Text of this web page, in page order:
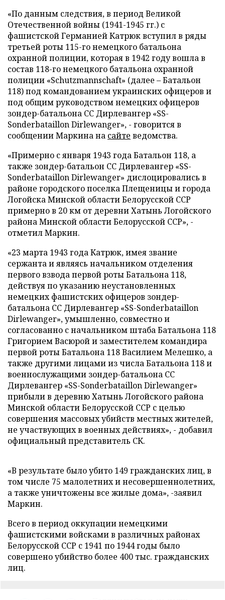
«По данным следствия, в период Великой
Отечественной войны (1941-1945 гг.) с
фашистской Германией Катрюк вступил в ряды
третьей роты 115-го немецкого батальона
охранной полиции, которая в 1942 году вошла в
состав 118-го немецкого батальона охранной
полиции «Schutzmannschaft» (далее – Батальон
118) под командованием украинских офицеров и
под общим руководством немецких офицеров
зондер-батальона СС Дирлевангер «SS-
Sonderbataillon Dirlewanger», - говорится в
сообщении Маркина на сайте ведомства.
«Примерно с января 1943 года Батальон 118, а
также зондер-батальон СС Дирлевангер «SS-
Sonderbataillon Dirlewanger» дислоцировались в
районе городского поселка Плещеницы и города
Логойска Минской области Белорусской ССР
примерно в 20 км от деревни Хатынь Логойского
района Минской области Белорусской ССР», -
отметил Маркин.
«23 марта 1943 года Катрюк, имея звание
сержанта и являясь начальником отделения
первого взвода первой роты Батальона 118,
действуя по указанию неустановленных
немецких фашистских офицеров зондер-
батальона СС Дирлевангер «SS-Sonderbataillon
Dirlewanger», умышленно, совместно и
согласованно с начальником штаба Батальона 118
Григорием Васюрой и заместителем командира
первой роты Батальона 118 Василием Мелешко, а
также другими лицами из числа Батальона 118 и
военнослужащими зондер-батальона СС
Дирлевангер «SS-Sonderbataillon Dirlewanger»
прибыли в деревню Хатынь Логойского района
Минской области Белорусской ССР с целью
совершения массовых убийств местных жителей,
не участвующих в военных действиях», - добавил
официальный представитель СК.
«В результате было убито 149 гражданских лиц, в
том числе 75 малолетних и несовершеннолетних,
а также уничтожены все жилые дома», -заявил
Маркин.
Всего в период оккупации немецкими
фашистскими войсками в различных районах
Белорусской ССР с 1941 по 1944 годы было
совершено убийство более 400 тыс. гражданских
лиц.